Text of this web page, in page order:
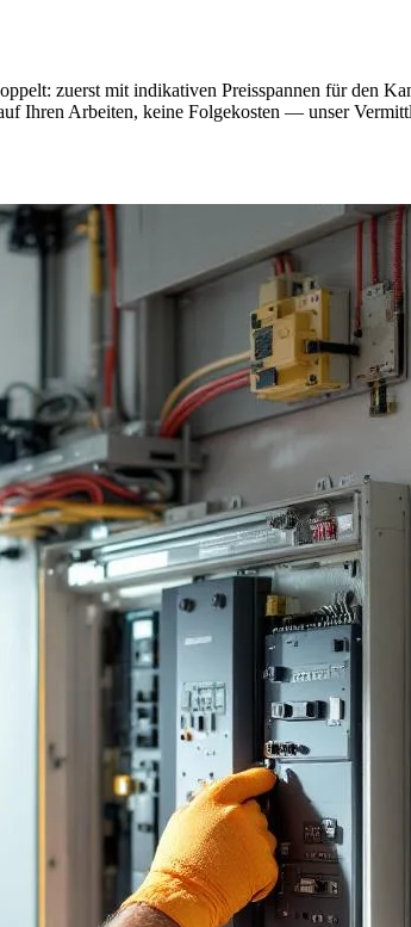
zuerst mit indikativen Preisspannen für den
Ihren Arbeiten, keine Folgekosten — unser